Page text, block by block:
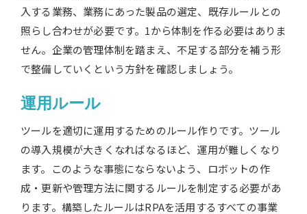
入する業務、業務にあった製品の選定、既存ルールとの
照らし合わせが必要です。1から体制を作る必要はありま
せん。企業の管理体制を踏まえ、不足する部分を補う形
で整備していくという方針を確認しましょう。
運用ルール
ツールを適切に運用するためのルール作りです。ツール
の導入規模が大きくなればなるほど、運用が難しくなり
ます。このような事態にならないよう、ロボットの作
成・更新や管理方法に関するルールを制定する必要があ
ります。構築したルールはRPAを活用するすべての事業